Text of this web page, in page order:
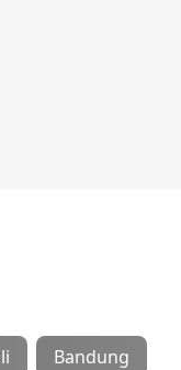
Bandung